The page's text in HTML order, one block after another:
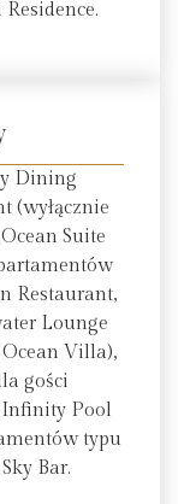
Dining
(wyłącznie
Suite
Restaurant,
Lounge
Villa),
gości
Infinity Pool
typu
Bar.